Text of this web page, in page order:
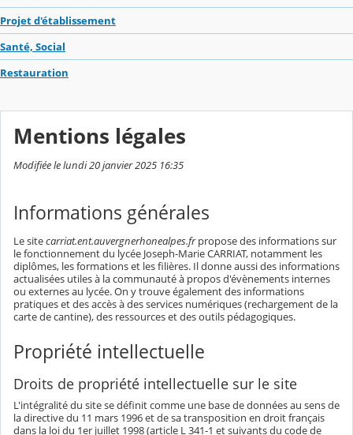
Projet d'établissement
Santé, Social
Restauration
Mentions légales
Modifiée le lundi 20 janvier 2025 16:35
Informations générales
Le sitecarriat.ent.auvergnerhonealpes.frpropose des informations sur
le fonctionnement du lycée Joseph-Marie CARRIAT, notamment les
diplômes, les formations et les filières. Il donne aussi des informations
actualisées utiles à la communauté à propos d'évènements internes
ou externes au lycée. On y trouve également des informations
pratiques et des accès à des services numériques (rechargement de la
carte de cantine), des ressources et des outils pédagogiques.
Propriété intellectuelle
Droits de propriété intellectuelle sur le site
L'intégralité du site se définit comme une base de données au sens de
la directive du 11 mars 1996 et de sa transposition en droit français
dans la loi du 1er juillet 1998 (article L 341-1 et suivants du code de